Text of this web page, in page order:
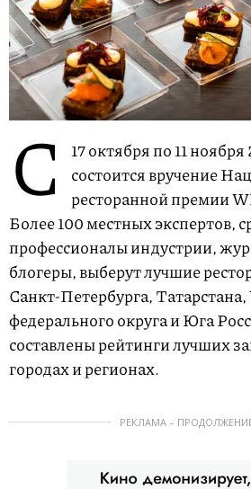
С
17 октября по 11
состоится вручение
ресторанной премии
Более 100 местных экспертов,
профессионалы индустрии,
блогеры, выберут лучшие
Санкт-Петербурга, Татарстана,
федерального округа и Юга
составлены рейтинги лучших
городах и регионах.
РЕКЛАМА –